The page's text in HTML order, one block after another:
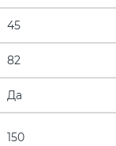
45
82
Да
150